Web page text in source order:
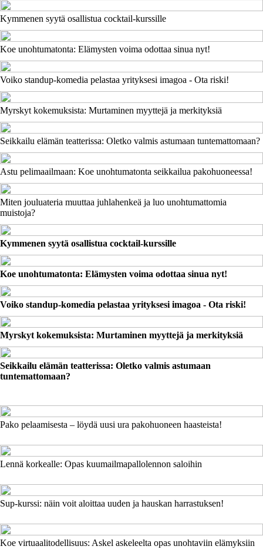
Kymmenen syytä osallistua cocktail-kurssille
Koe unohtumatonta: Elämysten voima odottaa sinua nyt!
Voiko standup-komedia pelastaa yrityksesi imagoa - Ota riski!
Myrskyt kokemuksista: Murtaminen myyttejä ja merkityksiä
Seikkailu elämän teatterissa: Oletko valmis astumaan tuntemattomaan?
Astu pelimaailmaan: Koe unohtumatonta seikkailua pakohuoneessa!
Miten jouluateria muuttaa juhlahenkeä ja luo unohtumattomia
muistoja?
Kymmenen syytä osallistua cocktail-kurssille
Koe unohtumatonta: Elämysten voima odottaa sinua nyt!
Voiko standup-komedia pelastaa yrityksesi imagoa - Ota riski!
Myrskyt kokemuksista: Murtaminen myyttejä ja merkityksiä
Seikkailu elämän teatterissa: Oletko valmis astumaan
tuntemattomaan?
Pako pelaamisesta – löydä uusi ura pakohuoneen haasteista!
Lennä korkealle: Opas kuumailmapallolennon saloihin
Sup-kurssi: näin voit aloittaa uuden ja hauskan harrastuksen!
Koe virtuaalitodellisuus: Askel askeleelta opas unohtaviin elämyksiin